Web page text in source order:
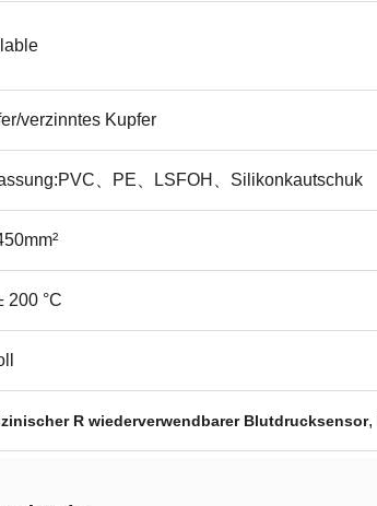
verzinntes Kupfer
、PE、LSFOH、Silikonkautschuk
200 °C
R wiederverwendbarer Blutdrucksensor,